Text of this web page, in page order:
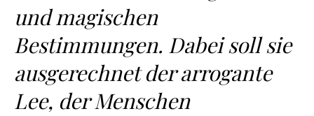
und magischen
Bestimmungen. Dabei soll sie
ausgerechnet der arrogante
Lee, der Menschen